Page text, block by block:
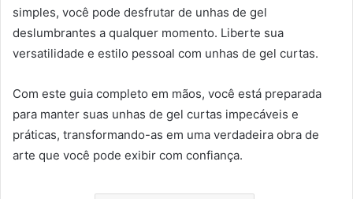
simples, você pode desfrutar de unhas de gel
deslumbrantes a qualquer momento. Liberte sua
versatilidade e estilo pessoal com unhas de gel curtas.
Com este guia completo em mãos, você está preparada
para manter suas unhas de gel curtas impecáveis e
práticas, transformando-as em uma verdadeira obra de
arte que você pode exibir com confiança.